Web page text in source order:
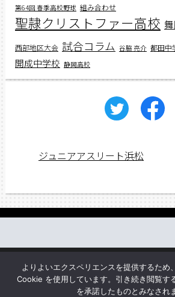
第64回 春季高校野球 組み合わせ
聖隷クリストファー高校
西部地区大会 試合コラム 谷脇 亮介 都田中
開成中学校 静岡高校
ジュニアアスリート浜松
お問い合わせ
よりよいエクスペリエンスを提供するため
Cookie を使用しています。引き続き閲覧す
を承諾したものとみなされ